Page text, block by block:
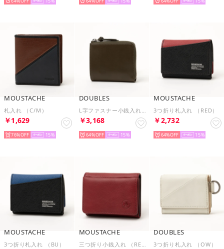
MOUSTACHE
札入れ （C/M）
￥1,629
76% 15
DOUBLES
L字ファスナー小銭入れ （G）
￥3,168
64% 15
MOUSTACHE
3つ折り札入れ （RED）
￥2,732
64% 15
MOUSTACHE
3つ折り札入れ （BU）
MOUSTACHE
三つ折り小銭入れ （RED）
DOUBLES
3つ折り札入れ （OW）